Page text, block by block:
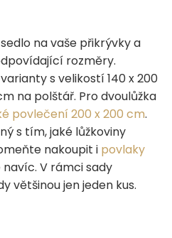
na vaše přikrývky a
rozměry.
s velikostí 140 x 200
na polštář. Pro dvoulůžka
povlečení 200 x 200 cm.
s tím, jaké lůžkoviny
nakoupit i povlaky
V rámci sady
většinou jen jeden kus.